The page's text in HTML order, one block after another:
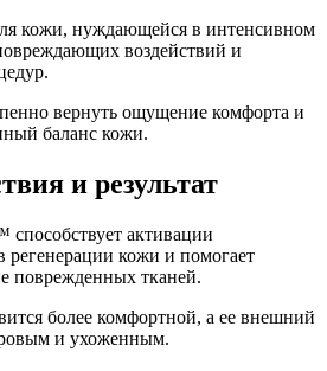
кожи, нуждающейся в интенсивном
воздействий и
вернуть ощущение комфорта и
баланс кожи.
и результат
активации
регенерации кожи и помогает
поврежденных тканей.
более комфортной, а ее внешний
и ухоженным.